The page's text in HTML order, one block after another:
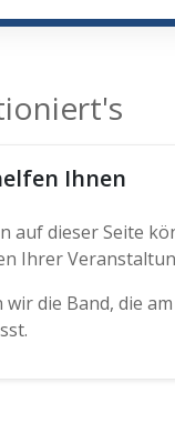
Ihnen
auf dieser Seite
Ihrer
wir die Band, die